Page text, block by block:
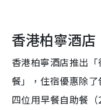
香港柏寧酒店
香港柏寧酒店推出
餐」，住宿優惠除
四位用早餐自助餐